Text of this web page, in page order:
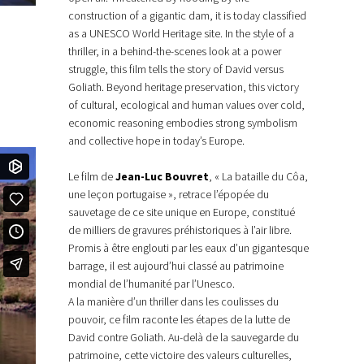
construction of a gigantic dam, it is today classified
as a UNESCO World Heritage site. In the style of a
thriller, in a behind-the-scenes look at a power
struggle, this film tells the story of David versus
Goliath. Beyond heritage preservation, this victory
of cultural, ecological and human values over cold,
economic reasoning embodies strong symbolism
and collective hope in today’s Europe.
Le film deJean-Luc Bouvret, « La bataille du Côa,
une leçon portugaise », retrace l’épopée du
sauvetage de ce site unique en Europe, constitué
de milliers de gravures préhistoriques à l’air libre.
Promis à être englouti par les eaux d’un gigantesque
barrage, il est aujourd’hui classé au patrimoine
mondial de l’humanité par l’Unesco.
A la manière d’un thriller dans les coulisses du
pouvoir, ce film raconte les étapes de la lutte de
David contre Goliath. Au-delà de la sauvegarde du
patrimoine, cette victoire des valeurs culturelles,